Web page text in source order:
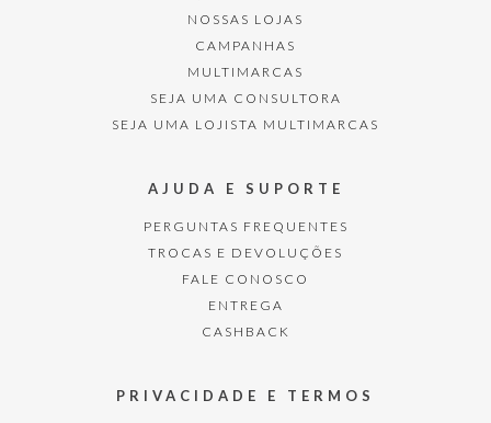
NOSSAS LOJAS
CAMPANHAS
MULTIMARCAS
SEJA UMA CONSULTORA
SEJA UMA LOJISTA MULTIMARCAS
AJUDA E SUPORTE
PERGUNTAS FREQUENTES
TROCAS E DEVOLUÇÕES
FALE CONOSCO
ENTREGA
CASHBACK
PRIVACIDADE E TERMOS